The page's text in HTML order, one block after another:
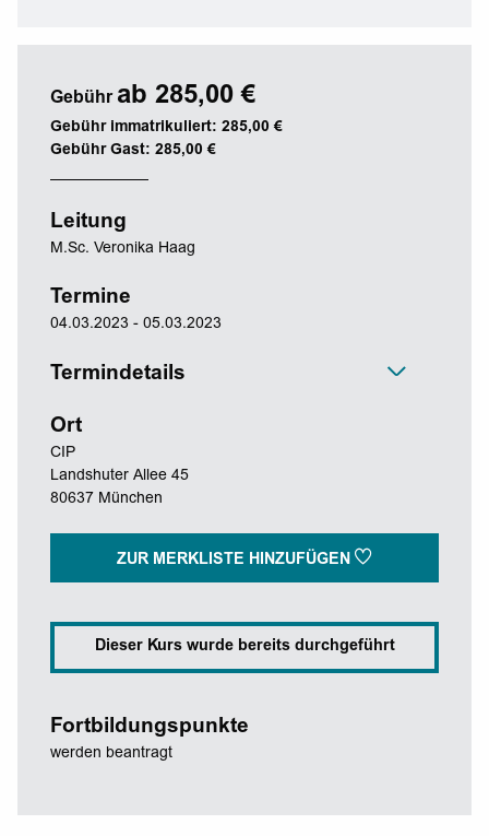
Gebühr ab 285,00 €
Gebühr immatrikuliert: 285,00 €
Gebühr Gast: 285,00 €
Leitung
M.Sc. Veronika Haag
Termine
04.03.2023 - 05.03.2023
Termindetails
Ort
CIP
Landshuter Allee 45
80637 München
ZUR MERKLISTE HINZUFÜGEN
Dieser Kurs wurde bereits durchgeführt
Fortbildungspunkte
werden beantragt